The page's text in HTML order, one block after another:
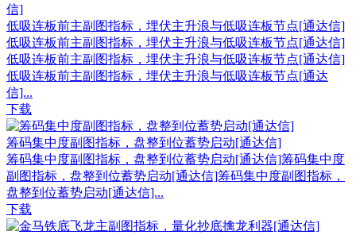
低吸连板前主副图指标，埋伏主升浪与低吸连板节点[通达信]
低吸连板前主副图指标，埋伏主升浪与低吸连板节点[通达信]
低吸连板前主副图指标，埋伏主升浪与低吸连板节点[通达信]
低吸连板前主副图指标，埋伏主升浪与低吸连板节点[通达
信]...
下载
筹码集中度副图指标，盘整到位蓄势启动[通达信]
筹码集中度副图指标，盘整到位蓄势启动[通达信]筹码集中度
副图指标，盘整到位蓄势启动[通达信]筹码集中度副图指标，
盘整到位蓄势启动[通达信]...
下载